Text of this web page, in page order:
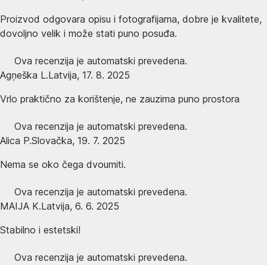
Proizvod odgovara opisu i fotografijama, dobre je kvalitete,
dovoljno velik i može stati puno posuđa.
Ova recenzija je automatski prevedena.
Agņeška L.Latvija, 17. 8. 2025
Vrlo praktično za korištenje, ne zauzima puno prostora
Ova recenzija je automatski prevedena.
Alica P.Slovačka, 19. 7. 2025
Nema se oko čega dvoumiti.
Ova recenzija je automatski prevedena.
MAIJA K.Latvija, 6. 6. 2025
Stabilno i estetski!
Ova recenzija je automatski prevedena.